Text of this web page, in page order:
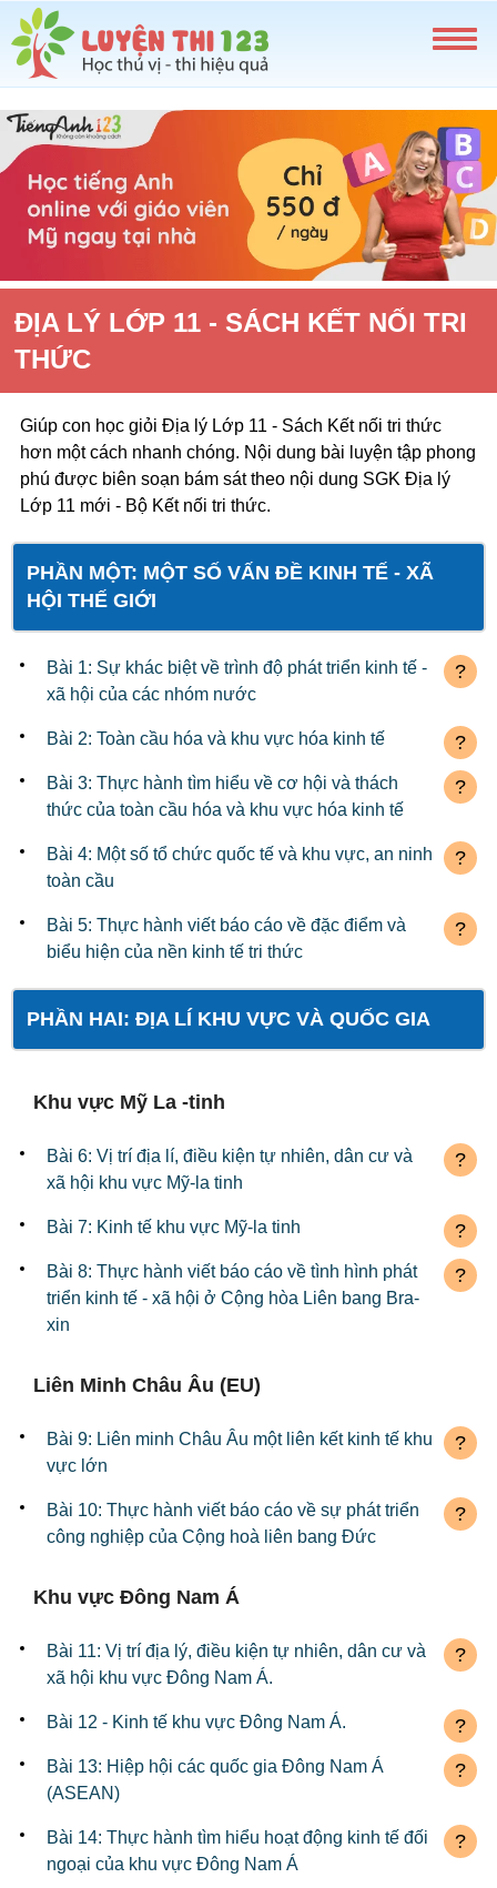
ĐỊA LÝ LỚP 11 - SÁCH KẾT NỐI TRI
THỨC
Giúp con học giỏi Địa lý Lớp 11 - Sách Kết nối tri thức
hơn một cách nhanh chóng. Nội dung bài luyện tập phong
phú được biên soạn bám sát theo nội dung SGK Địa lý
Lớp 11 mới - Bộ Kết nối tri thức.
PHẦN MỘT: MỘT SỐ VẤN ĐỀ KINH TẾ - XÃ
HỘI THẾ GIỚI
Bài 1: Sự khác biệt về trình độ phát triển kinh tế -
xã hội của các nhóm nước
?
Bài 2: Toàn cầu hóa và khu vực hóa kinh tế ?
Bài 3: Thực hành tìm hiểu về cơ hội và thách
thức của toàn cầu hóa và khu vực hóa kinh tế
?
Bài 4: Một số tổ chức quốc tế và khu vực, an ninh
toàn cầu
?
Bài 5: Thực hành viết báo cáo về đặc điểm và
biểu hiện của nền kinh tế tri thức
?
PHẦN HAI: ĐỊA LÍ KHU VỰC VÀ QUỐC GIA
Khu vực Mỹ La -tinh
Bài 6: Vị trí địa lí, điều kiện tự nhiên, dân cư và
xã hội khu vực Mỹ-la tinh
?
Bài 7: Kinh tế khu vực Mỹ-la tinh ?
Bài 8: Thực hành viết báo cáo về tình hình phát
triển kinh tế - xã hội ở Cộng hòa Liên bang Bra-
xin
?
Liên Minh Châu Âu (EU)
Bài 9: Liên minh Châu Âu một liên kết kinh tế khu
vực lớn
?
Bài 10: Thực hành viết báo cáo về sự phát triển
công nghiệp của Cộng hoà liên bang Đức
?
Khu vực Đông Nam Á
Bài 11: Vị trí địa lý, điều kiện tự nhiên, dân cư và
xã hội khu vực Đông Nam Á.
?
Bài 12 - Kinh tế khu vực Đông Nam Á. ?
Bài 13: Hiệp hội các quốc gia Đông Nam Á
(ASEAN)
?
Bài 14: Thực hành tìm hiểu hoạt động kinh tế đối
ngoại của khu vực Đông Nam Á
?